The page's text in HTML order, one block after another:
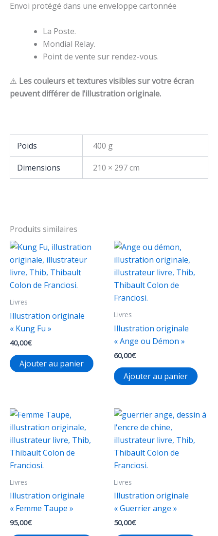
Envoi protégé dans une enveloppe cartonnée
La Poste.
Mondial Relay.
Point de vente sur rendez-vous.
⚠️ Les couleurs et textures visibles sur votre écran
peuvent différer de l’illustration originale.
Poids 400 g
Dimensions 210 × 297 cm
Produits similaires
Livres
Illustration originale
« Kung Fu »
40,00€
Ajouter au panier
Livres
Illustration originale
« Ange ou Démon »
60,00€
Ajouter au panier
Livres
Illustration originale
« Femme Taupe »
95,00€
Livres
Illustration originale
« Guerrier ange »
50,00€